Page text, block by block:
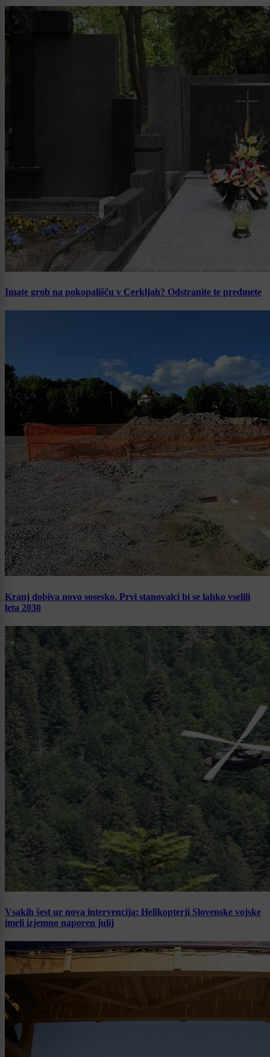
Imate grob na pokopališču v Cerkljah? Odstranite te predmete
Kranj dobiva novo sosesko. Prvi stanovalci bi se lahko vselili
leta 2030
Vsakih šest ur nova intervencija: Helikopterji Slovenske vojske
imeli izjemno naporen julij